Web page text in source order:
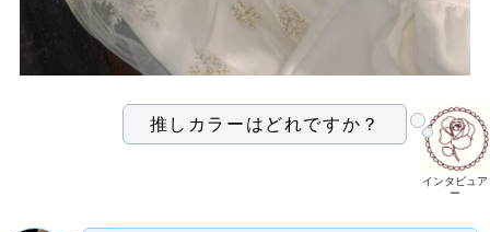
インタビュア
ー
推しカラーはどれですか？